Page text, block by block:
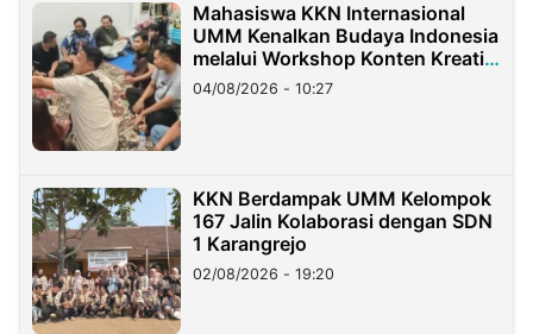
Mahasiswa KKN Internasional
UMM Kenalkan Budaya Indonesia
melalui Workshop Konten Kreatif
di Taiwan
04/08/2026 - 10:27
KKN Berdampak UMM Kelompok
167 Jalin Kolaborasi dengan SDN
1 Karangrejo
02/08/2026 - 19:20